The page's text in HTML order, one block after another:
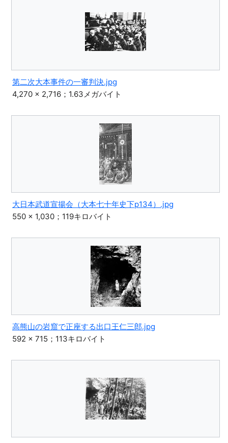
第二次大本事件の一審判決.jpg
4,270 × 2,716；1.63メガバイト
大日本武道宣揚会（大本七十年史下p134）.jpg
550 × 1,030；119キロバイト
高熊山の岩窟で正座する出口王仁三郎.jpg
592 × 715；113キロバイト